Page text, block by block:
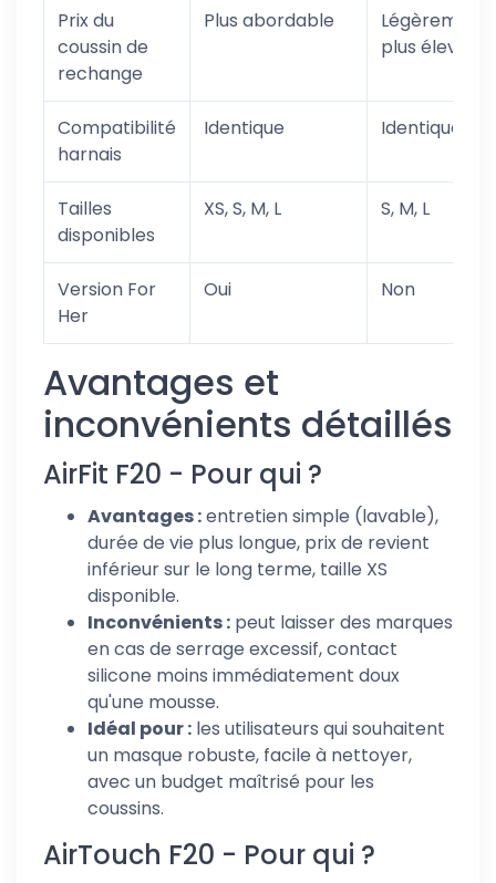
Prix du
coussin de
rechange
Plus abordable
Légèrement
plus élevé
Compatibilité
harnais
Identique Identique
Tailles
disponibles
XS, S, M, L S, M, L
Version For
Her
Oui Non
Avantages et
inconvénients détaillés
AirFit F20 - Pour qui ?
Avantages :entretien simple (lavable),
durée de vie plus longue, prix de revient
inférieur sur le long terme, taille XS
disponible.
Inconvénients : peut laisser des marques
en cas de serrage excessif, contact
silicone moins immédiatement doux
qu'une mousse.
Idéal pour : les utilisateurs qui souhaitent
un masque robuste, facile à nettoyer,
avec un budget maîtrisé pour les
coussins.
AirTouch F20 - Pour qui ?